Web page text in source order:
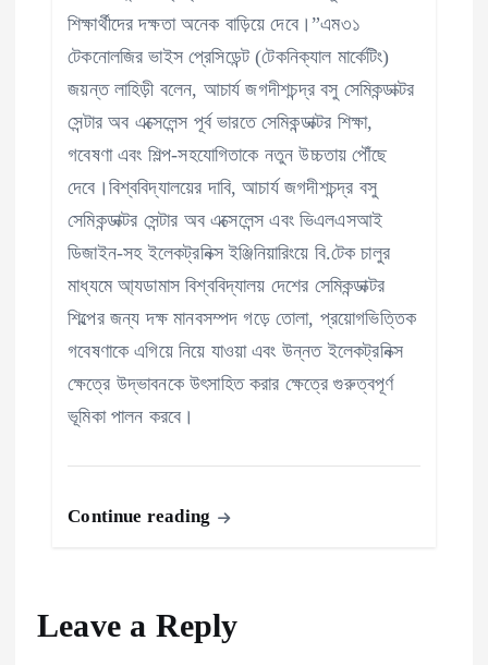
শিক্ষার্থীদের দক্ষতা অনেক বাড়িয়ে দেবে।”এম৩১
টেকনোলজির ভাইস প্রেসিডেন্ট (টেকনিক্যাল মার্কেটিং)
জয়ন্ত লাহিড়ী বলেন, আচার্য জগদীশচন্দ্র বসু সেমিকন্ডাক্টর
সেন্টার অব এক্সেলেন্স পূর্ব ভারতে সেমিকন্ডাক্টর শিক্ষা,
গবেষণা এবং শিল্প-সহযোগিতাকে নতুন উচ্চতায় পৌঁছে
দেবে।বিশ্ববিদ্যালয়ের দাবি, আচার্য জগদীশচন্দ্র বসু
সেমিকন্ডাক্টর সেন্টার অব এক্সেলেন্স এবং ভিএলএসআই
ডিজাইন-সহ ইলেকট্রনিক্স ইঞ্জিনিয়ারিংয়ে বি.টেক চালুর
মাধ্যমে আ্যডামাস বিশ্ববিদ্যালয় দেশের সেমিকন্ডাক্টর
শিল্পের জন্য দক্ষ মানবসম্পদ গড়ে তোলা, প্রয়োগভিত্তিক
গবেষণাকে এগিয়ে নিয়ে যাওয়া এবং উন্নত ইলেকট্রনিক্স
ক্ষেত্রে উদ্ভাবনকে উৎসাহিত করার ক্ষেত্রে গুরুত্বপূর্ণ
ভূমিকা পালন করবে।
Continue reading
Leave a Reply